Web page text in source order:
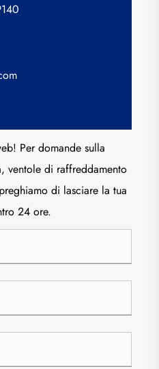
Per domande sulla
ventole di raffreddamento
di lasciare la tua
24 ore.